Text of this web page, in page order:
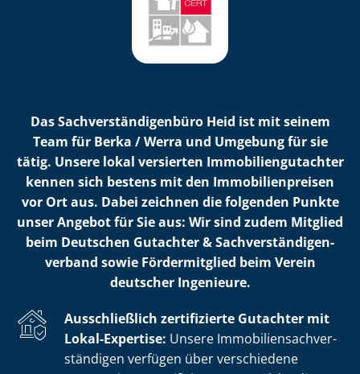
Das Sach­ver­stän­di­gen­bü­ro Heid ist mit seinem
Team für Berka / Werra und Umgebung für sie
tätig. Unsere lokal versierten Im­mo­bi­li­en­gut­ach­ter
kennen sich bestens mit den Im­mo­bi­li­en­prei­sen
vor Ort aus. Dabei zeichnen die folgenden Punkte
unser Angebot für Sie aus: Wir sind zudem Mitglied
beim Deutschen Gutachter & Sach­ver­stän­di­gen­
ver­band sowie Fördermitglied beim Verein
deutscher Ingenieure.
Ausschließlich zertifizierte Gutachter mit
Lokal-Expertise: Unsere Im­mo­bi­li­en­sach­ver­
stän­di­gen verfügen über verschiedene